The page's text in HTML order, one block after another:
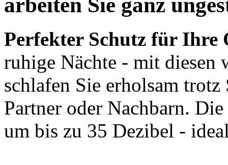
arbeiten Sie ganz
Perfekter Schutz für Ihre
ruhige Nächte - mit diesen
schlafen Sie erholsam
Partner oder Nachbarn.
um bis zu 35 Dezibel -